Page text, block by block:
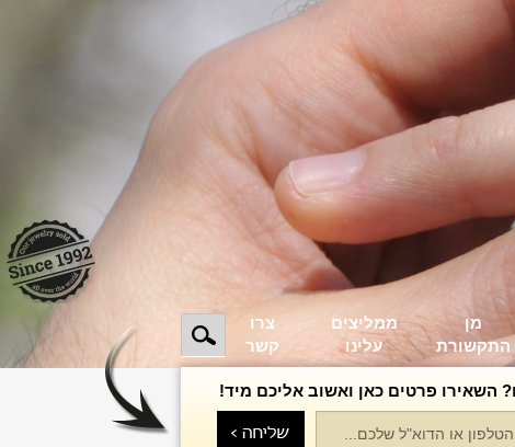
מן
התקשורת
ממליצים
עלינו
צרו
קשר
השאירו פרטים כאן ואשוב אליכם מיד!